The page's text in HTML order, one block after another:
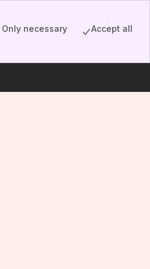
Only necessary Accept all